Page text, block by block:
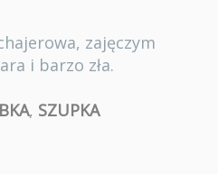
zajęczym
i barzo zła.
, SZUPKA